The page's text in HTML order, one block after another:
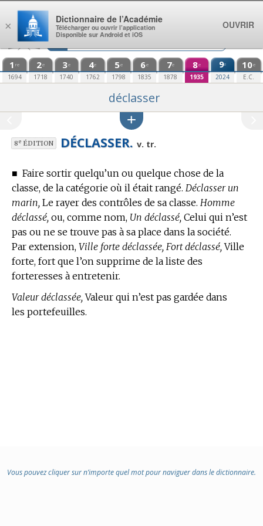
Aller au contenu
1 re
1694
2e
1718
3e
1740
4e
1762
5e
1798
6e
1835
7e
1878
8e
1935
9e
2024
10e
E.C.
déclasser
8eÉDITION DÉCLASSER. v. tr.
■ Faire sortir quelqu’un ou quelque chose de la
classe, de la catégorie où il était rangé. Déclasser un
marin, Le rayer des contrôles de sa classe. Homme
déclassé, ou, comme nom, Un déclassé, Celui qui n’est
pas ou ne se trouve pas à sa place dans la société.
Par extension, Ville forte déclassée, Fort déclassé,Ville
forte, fort que l’on supprime de la liste des
forteresses à entretenir.
Valeur déclassée, Valeur qui n’est pas gardée dans
les portefeuilles.
Vous pouvez cliquer sur n’importe quel mot pour naviguer dans le dictionnaire.
×
Dictionnaire de l’Académie
Télécharger ou ouvrir l’application
Disponible sur Android et iOS
OUVRIR